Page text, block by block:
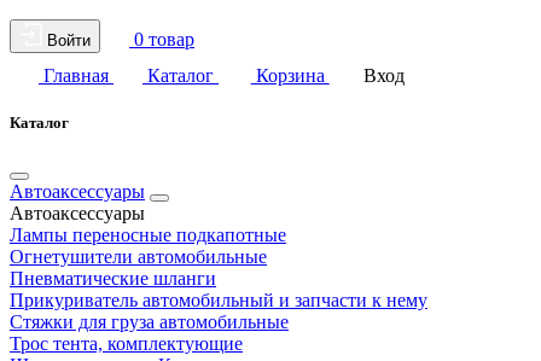
Войти
0 товар
Главная
Каталог Корзина Вход
Каталог
Автоаксессуары
Автоаксессуары
Лампы переносные подкапотные
Огнетушители автомобильные
Пневматические шланги
Прикуриватель автомобильный и запчасти к нему
Стяжки для груза автомобильные
Трос тента, комплектующие